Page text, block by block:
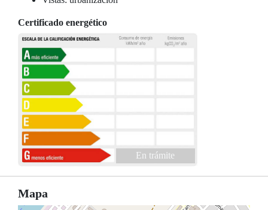
Certificado energético
En trámite
Mapa